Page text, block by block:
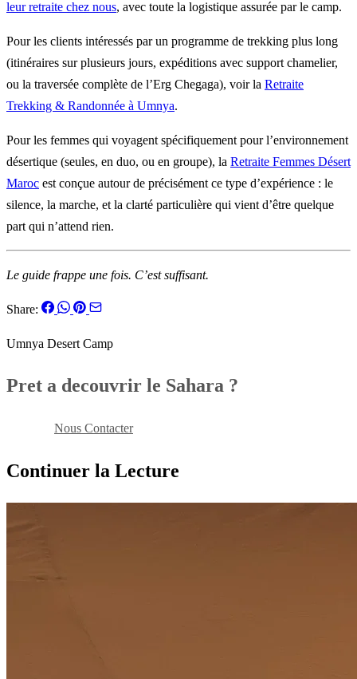
leur retraite chez nous, avec toute la logistique assurée par le camp.
Pour les clients intéressés par un programme de trekking plus long
(itinéraires sur plusieurs jours, expéditions avec support chamelier,
ou la traversée complète de l’Erg Chegaga), voir la Retraite
Trekking & Randonnée à Umnya.
Pour les femmes qui voyagent spécifiquement pour l’environnement
désertique (seules, en duo, ou en groupe), la Retraite Femmes Désert
Maroc est conçue autour de précisément ce type d’expérience : le
silence, la marche, et la clarté particulière qui vient d’être quelque
part qui n’attend rien.
Le guide frappe une fois. C’est suffisant.
Share:
Umnya Desert Camp
Pret a decouvrir le Sahara ?
Nous Contacter
Continuer la Lecture